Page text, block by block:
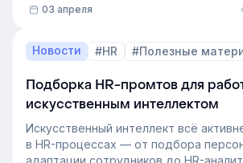
это тестирование применяют в
03 апреля
Новости #HR #Полезные
Подборка HR-промтов для
искусственным интеллектом
Искусственный интеллект всё
в HR-процессах — от подбора
адаптации сотрудников до HR-